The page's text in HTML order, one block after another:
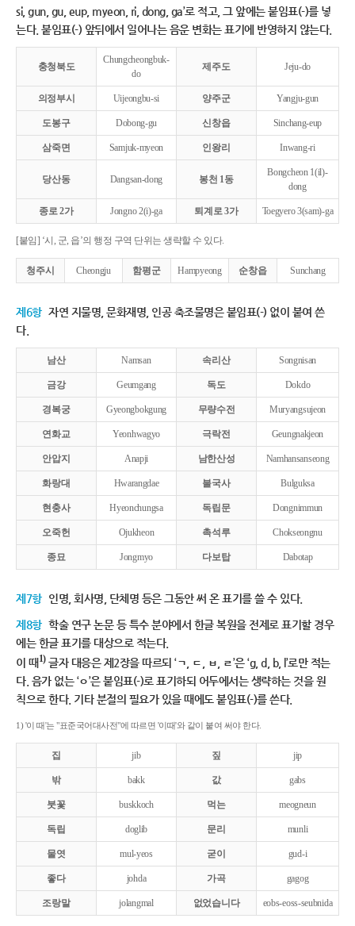
si, gun, gu, eup, myeon, ri, dong, ga’로 적고, 그 앞에는 붙임표(-)를 넣
는다. 붙임표(-) 앞뒤에서 일어나는 음운 변화는 표기에 반영하지 않는다.
충청북도
Chungcheongbuk-
do
제주도 Jeju-do
의정부시 Uijeongbu-si 양주군 Yangju-gun
도봉구 Dobong-gu 신창읍 Sinchang-eup
삼죽면 Samjuk-myeon 인왕리 Inwang-ri
당산동 Dangsan-dong 봉천 1동
Bongcheon 1(il)-
dong
종로 2가 Jongno 2(i)-ga 퇴계로 3가 Toegyero 3(sam)-ga
[붙임] ‘시, 군, 읍’의 행정 구역 단위는 생략할 수 있다.
청주시 Cheongju 함평군 Hampyeong 순창읍 Sunchang
제6항 자연 지물명, 문화재명, 인공 축조물명은 붙임표(-) 없이 붙여 쓴
다.
남산 Namsan 속리산 Songnisan
금강 Geumgang 독도 Dokdo
경복궁 Gyeongbokgung 무량수전 Muryangsujeon
연화교 Yeonhwagyo 극락전 Geungnakjeon
안압지 Anapji 남한산성 Namhansanseong
화랑대 Hwarangdae 불국사 Bulguksa
현충사 Hyeonchungsa 독립문 Dongnimmun
오죽헌 Ojukheon 촉석루 Chokseongnu
종묘 Jongmyo 다보탑 Dabotap
제7항 인명, 회사명, 단체명 등은 그동안 써 온 표기를 쓸 수 있다.
제8항 학술 연구 논문 등 특수 분야에서 한글 복원을 전제로 표기할 경우
에는 한글 표기를 대상으로 적는다.
이 때1)글자 대응은 제2장을 따르되 ‘ㄱ, ㄷ, ㅂ, ㄹ’은 ‘g, d, b, l’로만 적는
다. 음가 없는 ‘ㅇ’은 붙임표(-)로 표기하되 어두에서는 생략하는 것을 원
칙으로 한다. 기타 분절의 필요가 있을 때에도 붙임표(-)를 쓴다.
1) '이 때'는 "표준국어대사전"에 따르면 '이때'와 같이 붙여 써야 한다.
집 jib 짚 jip
밖 bakk 값 gabs
붓꽃 buskkoch 먹는 meogneun
독립 doglib 문리 munli
물엿 mul-yeos 굳이 gud-i
좋다 johda 가곡 gagog
조랑말 jolangmal 없었습니다 eobs-eoss-seubnida